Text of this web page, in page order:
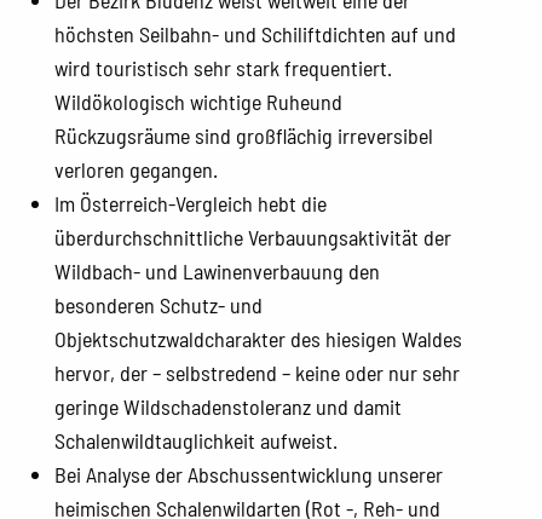
höchsten Seilbahn- und Schiliftdichten auf und
wird touristisch sehr stark frequentiert.
Wildökologisch wichtige Ruheund
Rückzugsräume sind großflächig irreversibel
verloren gegangen.
Im Österreich-Vergleich hebt die
überdurchschnittliche Verbauungsaktivität der
Wildbach- und Lawinenverbauung den
besonderen Schutz- und
Objektschutzwaldcharakter des hiesigen Waldes
hervor, der – selbstredend – keine oder nur sehr
geringe Wildschadenstoleranz und damit
Schalenwildtauglichkeit aufweist.
Bei Analyse der Abschussentwicklung unserer
heimischen Schalenwildarten (Rot -, Reh- und